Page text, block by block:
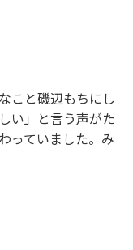
こと磯辺もちにし
い」と言う声がた
っていました。み